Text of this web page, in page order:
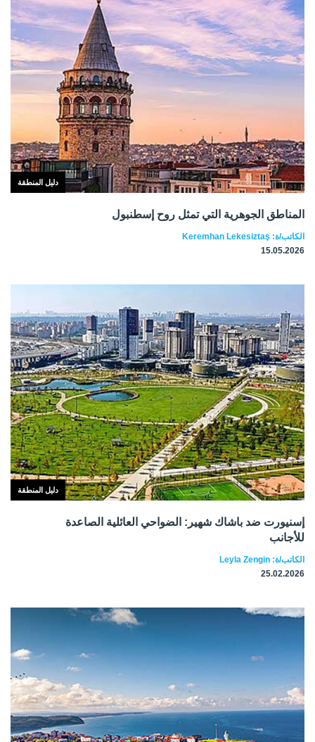
دليل المنطقة
المناطق الجوهرية التي تمثل روح إسطنبول
الكاتب/ة: Keremhan Lekesiztaş
15.05.2026
دليل المنطقة
إسنيورت ضد باشاك شهير: الضواحي العائلية الصاعدة
للأجانب
الكاتب/ة: Leyla Zengin
25.02.2026